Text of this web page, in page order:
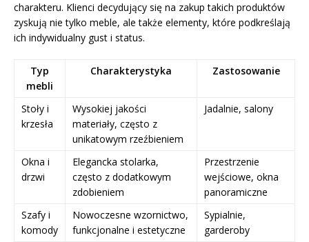
charakteru. Klienci decydujący się na zakup takich produktów
zyskują nie tylko meble, ale także elementy, które podkreślają
ich indywidualny gust i status.
Typ
mebli
Charakterystyka Zastosowanie
Stoły i
krzesła
Wysokiej jakości
materiały, często z
unikatowym rzeźbieniem
Jadalnie, salony
Okna i
drzwi
Elegancka stolarka,
często z dodatkowym
zdobieniem
Przestrzenie
wejściowe, okna
panoramiczne
Szafy i
komody
Nowoczesne wzornictwo,
funkcjonalne i estetyczne
Sypialnie,
garderoby